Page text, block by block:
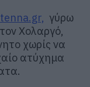
γύρω
Χολαργό,
χωρίς να
ατύχημα